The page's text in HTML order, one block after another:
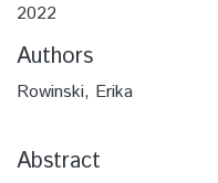
2022
Authors
Rowinski, Erika
Abstract